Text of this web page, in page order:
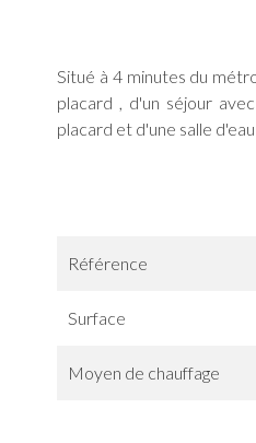
Situé à 4 minutes du
placard , d'un séjour
placard et d'une salle
Référence
Surface
Moyen de chauffage